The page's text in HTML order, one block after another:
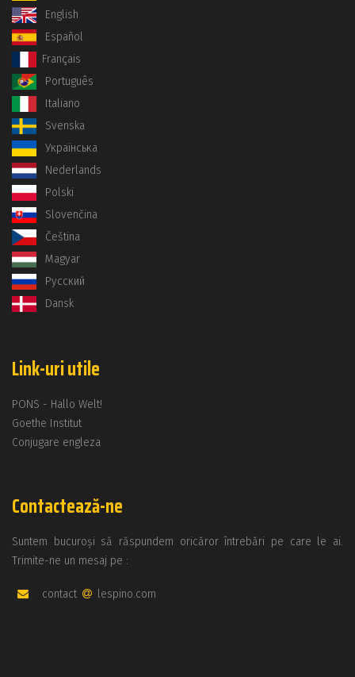
English
Español
Français
Português
Italiano
Svenska
Українська
Nederlands
Polski
Slovenčina
Čeština
Magyar
Русский
Dansk
Link-uri utile
PONS - Hallo Welt!
Goethe Institut
Conjugare engleza
Contactează-ne
Suntem bucuroși să răspundem oricăror întrebări pe care le ai.
Trimite-ne un mesaj pe :
contact lespino.com